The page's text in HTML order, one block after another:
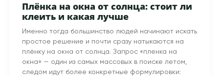
Плёнка на окна от солнца: стоит ли
клеить и какая лучше
Именно тогда большинство людей начинают искать
простое решение и почти сразу натыкаются на
плёнку на окна от солнца. Запрос «пленка на
окна» — один из самых массовых в поиске летом,
следом идут более конкретные формулировки: